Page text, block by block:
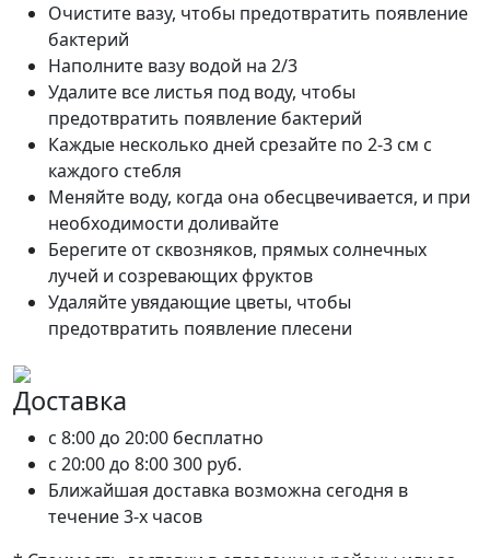
Очистите вазу, чтобы предотвратить появление
бактерий
Наполните вазу водой на 2/3
Удалите все листья под воду, чтобы
предотвратить появление бактерий
Каждые несколько дней срезайте по 2-3 см с
каждого стебля
Меняйте воду, когда она обесцвечивается, и при
необходимости доливайте
Берегите от сквозняков, прямых солнечных
лучей и созревающих фруктов
Удаляйте увядающие цветы, чтобы
предотвратить появление плесени
Доставка
c 8:00 до 20:00 бесплатно
c 20:00 до 8:00300 руб.
Ближайшая доставка возможна сегодня в
течение 3-х часов